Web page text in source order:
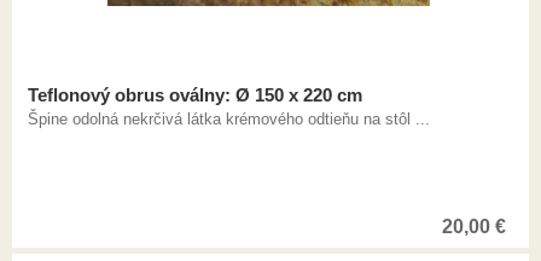
Teflonový obrus oválny: Ø 150 x 220 cm
Špine odolná nekrčivá látka krémového odtieňu na stôl ...
20,00 €